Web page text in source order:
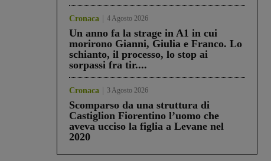
Cronaca 4 Agosto 2026
Un anno fa la strage in A1 in cui
morirono Gianni, Giulia e Franco. Lo
schianto, il processo, lo stop ai
sorpassi fra tir....
Cronaca 3 Agosto 2026
Scomparso da una struttura di
Castiglion Fiorentino l’uomo che
aveva ucciso la figlia a Levane nel
2020